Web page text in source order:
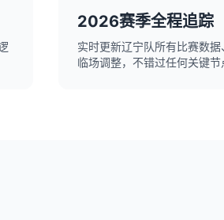
2026赛季全程追踪
实时更新辽宁队所有比赛数
临场调整，不错过任何关键节